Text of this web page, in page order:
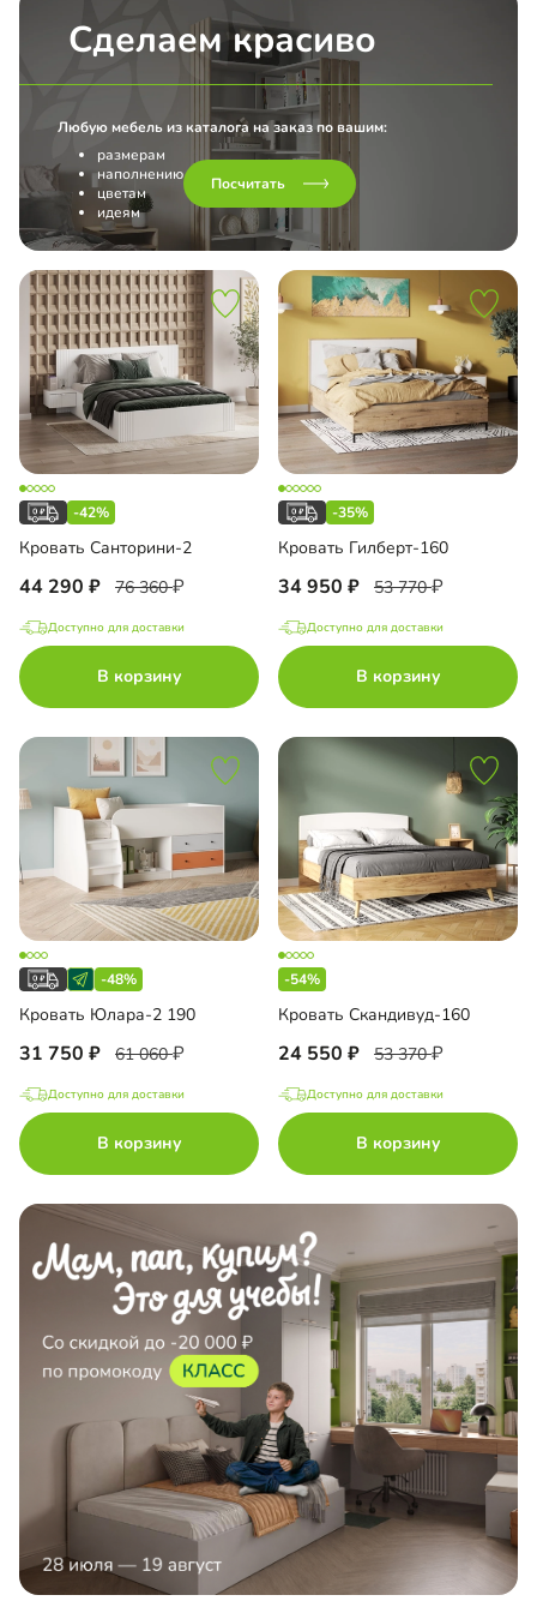
Сделаем красиво
Любую мебель из каталога на заказ по вашим:
размерам
наполнению
цветам
идеям
Посчитать
-42%
Кровать Санторини-2
44 290 76 360
Доступно для доставки
В корзину
-35%
Кровать Гилберт-160
34 950 53 770
Доступно для доставки
В корзину
-48%
Кровать Юлара-2 190
31 750 61 060
Доступно для доставки
В корзину
-54%
Кровать Скандивуд-160
24 550 53 370
Доступно для доставки
В корзину